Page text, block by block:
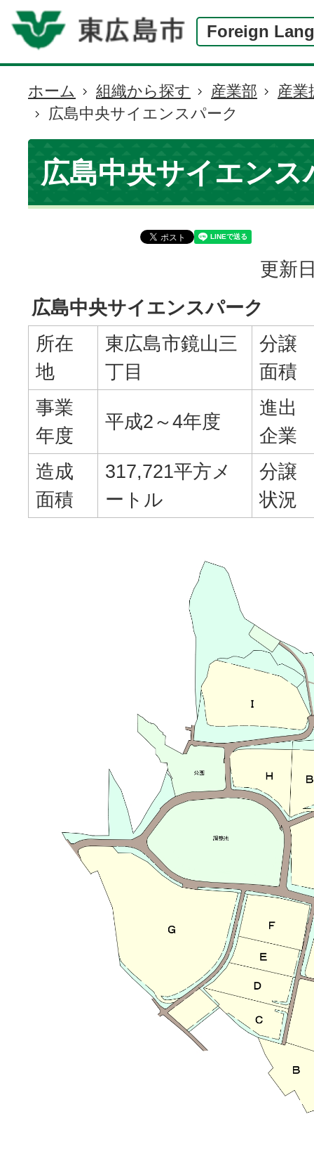
Foreign
現
在
の
置
ホーム 組織から探す 産業部
産業
広島中央サイエンスパーク
広島中央サイエンス
更新
広島中央サイエンスパーク
所在
地
東広島市鏡山三
丁目
分譲
面積
事業
年度
平成2～4年度
進出
企業
造成
面積
317,721平方メ
ートル
分譲
状況